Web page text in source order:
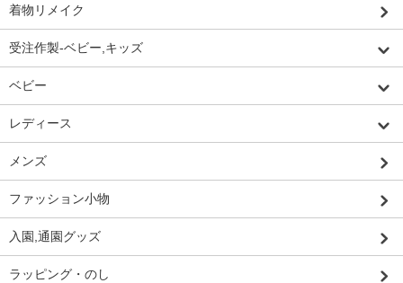
着物リメイク
受注作製-ベビー,キッズ
ベビー
レディース
メンズ
ファッション小物
入園,通園グッズ
ラッピング・のし